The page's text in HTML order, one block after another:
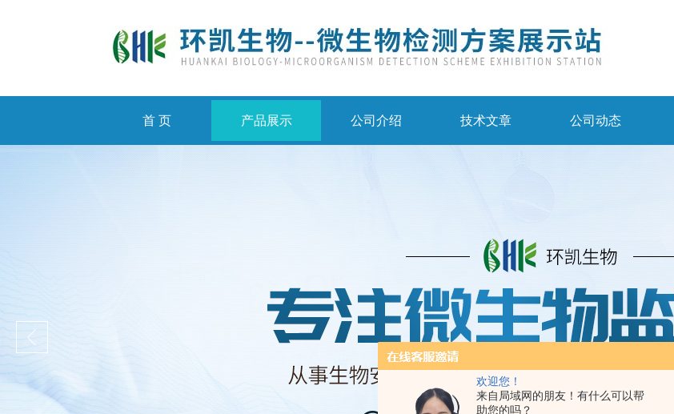
欢迎您！
来自局域网的朋友！有什么可以帮
助您的吗？
首 页 产品展示 公司介绍 技术文章 公司动态